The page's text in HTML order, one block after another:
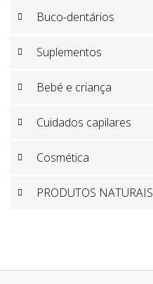
Buco-dentários
Suplementos
Bebé e criança
Cuidados capilares
Cosmética
PRODUTOS NATURAIS